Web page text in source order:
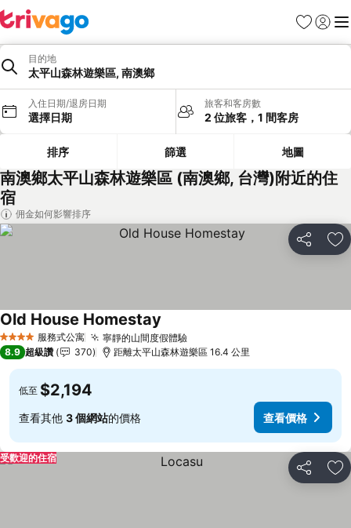
我的最愛
登入 選
目的地
太平山森林遊樂區, 南澳鄉
入住日期/退房日期
選擇日期
旅客和客房數
2 位旅客，1 間客房
排序 篩選 地圖
南澳鄉太平山森林遊樂區 (南澳鄉, 台灣)附近的住
宿
佣金如何影響排序
分享 加
4 星級 服務式公寓 寧靜的山間度假體驗查看價格
Old House Homestay
8.9 超級讚 370 距離太平山森林遊樂區 16.4 公里
低至 $2,194
查看其他 3 個網站的價格 查看價格
分享 加
受歡迎的住宿